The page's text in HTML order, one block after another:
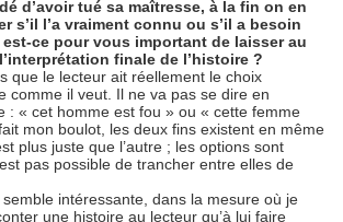
d’avoir tué sa maîtresse, à la fin on en
s’il l’a vraiment connu ou s’il a besoin
ce pour vous important de laisser au
finale de l’histoire ?
que le lecteur ait réellement le choix
comme il veut. Il ne va pas se dire en
: « cet homme est fou » ou « cette femme
mon boulot, les deux fins existent en même
plus juste que l’autre ; les options sont
pas possible de trancher entre elles de
intéressante, dans la mesure où je
une histoire au lecteur qu’à lui faire